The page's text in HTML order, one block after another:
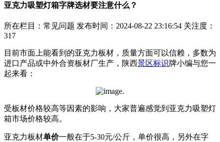
亚克力吸塑灯箱字牌选材要注意什么？
所在栏目：常见问题 发布时间：2024-08-22 23:16:54 关注度：
317
目前市面上能看到的亚克力板材，质量方面可以信赖，多数为
进口产品或中外合资板材厂生产，陕西景区标识牌小编与您一
起来看：
受板材价格较高等因素的影响，大家普遍感觉到亚克力吸塑灯
箱市场价格较高。
亚克力板材单价一般在于5-30元/公斤，单价很高，另外在字